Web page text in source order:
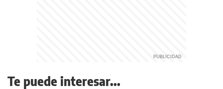
Te puede interesar...